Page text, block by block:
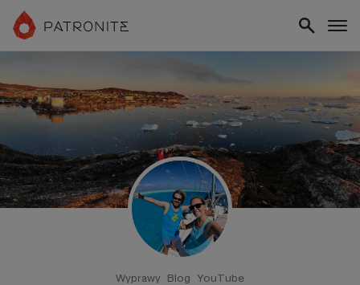
Wyprawy Blog YouTube